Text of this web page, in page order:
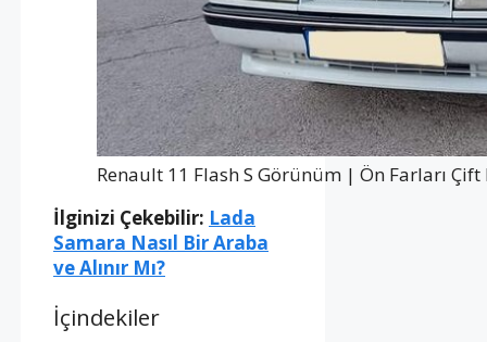
Renault 11 Flash S Görünüm | Ön Farları
İlginizi Çekebilir: Lada
Samara Nasıl Bir Araba
ve Alınır Mı?
İçindekiler